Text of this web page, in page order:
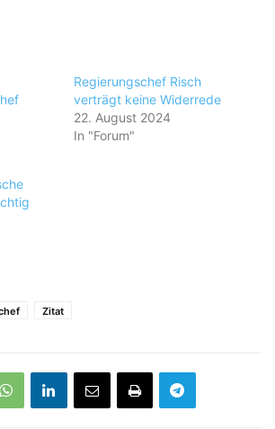
Regierungschef Risch
verträgt keine Widerrede
22. August 2024
In "Forum"
Zitat